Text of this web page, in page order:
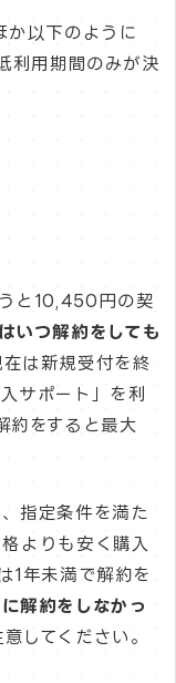
か以下のように
利用期間のみが決
と10,450円の契
いつ解約をしても
は新規受付を終
サポート」を利
約をすると最大
指定条件を満た
よりも安く購入
1年未満で解約を
解約をしなかっ
してください。